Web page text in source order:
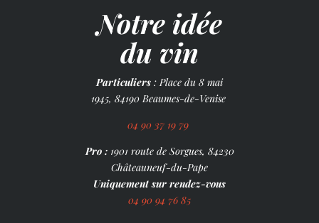
Notre idée
du vin
Particuliers : Place du 8 mai
1945, 84190 Beaumes-de-Venise
04 90 37 19 79
Pro :1901 route de Sorgues, 84230
Châteauneuf-du-Pape
Uniquement sur rendez-vous
04 90 94 76 85